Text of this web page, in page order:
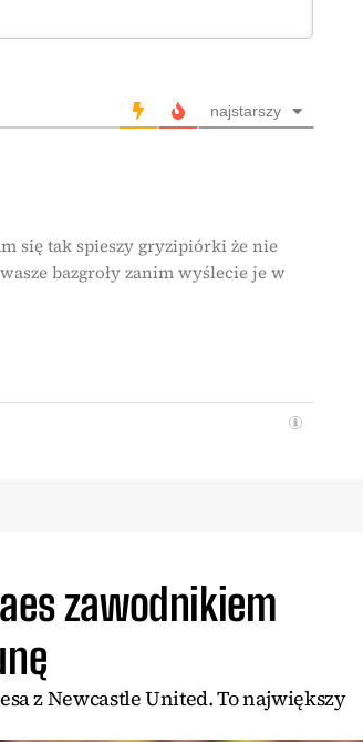
najstarszy
się tak spieszy gryzipiórki że nie
bazgroły zanim wyślecie je w
zawodnikiem
z Newcastle United. To największy